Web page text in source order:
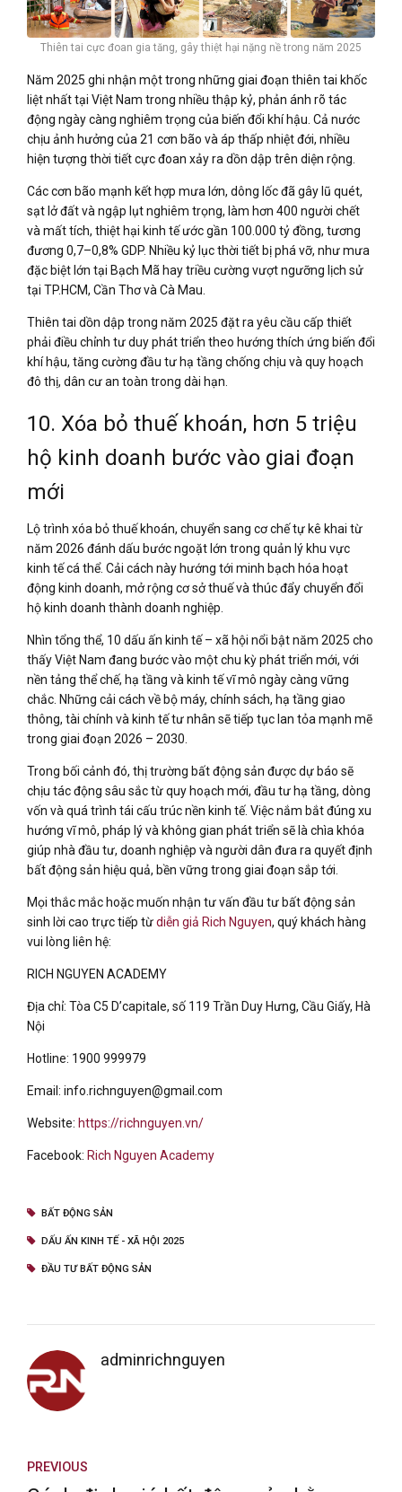
Thiên tai cực đoan gia tăng, gây thiệt hại nặng nề trong năm 2025
Năm 2025 ghi nhận một trong những giai đoạn thiên tai khốc
liệt nhất tại Việt Nam trong nhiều thập kỷ, phản ánh rõ tác
động ngày càng nghiêm trọng của biến đổi khí hậu. Cả nước
chịu ảnh hưởng của 21 cơn bão và áp thấp nhiệt đới, nhiều
hiện tượng thời tiết cực đoan xảy ra dồn dập trên diện rộng.
Các cơn bão mạnh kết hợp mưa lớn, dông lốc đã gây lũ quét,
sạt lở đất và ngập lụt nghiêm trọng, làm hơn 400 người chết
và mất tích, thiệt hại kinh tế ước gần 100.000 tỷ đồng, tương
đương 0,7–0,8% GDP. Nhiều kỷ lục thời tiết bị phá vỡ, như mưa
đặc biệt lớn tại Bạch Mã hay triều cường vượt ngưỡng lịch sử
tại TP.HCM, Cần Thơ và Cà Mau.
Thiên tai dồn dập trong năm 2025 đặt ra yêu cầu cấp thiết
phải điều chỉnh tư duy phát triển theo hướng thích ứng biến đổi
khí hậu, tăng cường đầu tư hạ tầng chống chịu và quy hoạch
đô thị, dân cư an toàn trong dài hạn.
10. Xóa bỏ thuế khoán, hơn 5 triệu
hộ kinh doanh bước vào giai đoạn
mới
Lộ trình xóa bỏ thuế khoán, chuyển sang cơ chế tự kê khai từ
năm 2026 đánh dấu bước ngoặt lớn trong quản lý khu vực
kinh tế cá thể. Cải cách này hướng tới minh bạch hóa hoạt
động kinh doanh, mở rộng cơ sở thuế và thúc đẩy chuyển đổi
hộ kinh doanh thành doanh nghiệp.
Nhìn tổng thể, 10 dấu ấn kinh tế – xã hội nổi bật năm 2025 cho
thấy Việt Nam đang bước vào một chu kỳ phát triển mới, với
nền tảng thể chế, hạ tầng và kinh tế vĩ mô ngày càng vững
chắc. Những cải cách về bộ máy, chính sách, hạ tầng giao
thông, tài chính và kinh tế tư nhân sẽ tiếp tục lan tỏa mạnh mẽ
trong giai đoạn 2026 – 2030.
Trong bối cảnh đó, thị trường bất động sản được dự báo sẽ
chịu tác động sâu sắc từ quy hoạch mới, đầu tư hạ tầng, dòng
vốn và quá trình tái cấu trúc nền kinh tế. Việc nắm bắt đúng xu
hướng vĩ mô, pháp lý và không gian phát triển sẽ là chìa khóa
giúp nhà đầu tư, doanh nghiệp và người dân đưa ra quyết định
bất động sản hiệu quả, bền vững trong giai đoạn sắp tới.
Mọi thắc mắc hoặc muốn nhận tư vấn đầu tư bất động sản
sinh lời cao trực tiếp từdiễn giả Rich Nguyen, quý khách hàng
vui lòng liên hệ:
RICH NGUYEN ACADEMY
Địa chỉ: Tòa C5 D’capitale, số 119 Trần Duy Hưng, Cầu Giấy, Hà
Nội
Hotline: 1900 999979
Email: info.richnguyen@gmail.com
Website: https://richnguyen.vn/
Facebook: Rich Nguyen Academy
BẤT ĐỘNG SẢN
DẤU ẤN KINH TẾ - XÃ HỘI 2025
ĐẦU TƯ BẤT ĐỘNG SẢN
adminrichnguyen
PREVIOUS